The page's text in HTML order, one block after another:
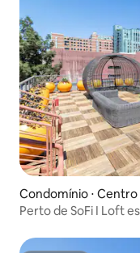
Condomínio ⋅
Perto de SoFi I Loft